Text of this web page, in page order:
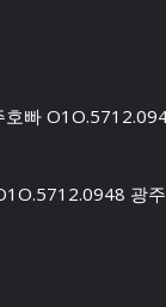
호빠
광